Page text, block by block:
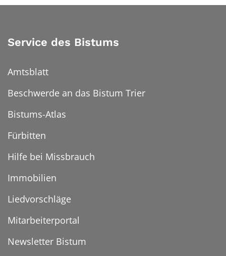
Service des Bistums
Amtsblatt
Beschwerde an das Bistum Trier
Bistums-Atlas
Fürbitten
Hilfe bei Missbrauch
Immobilien
Liedvorschläge
Mitarbeiterportal
Newsletter Bistum